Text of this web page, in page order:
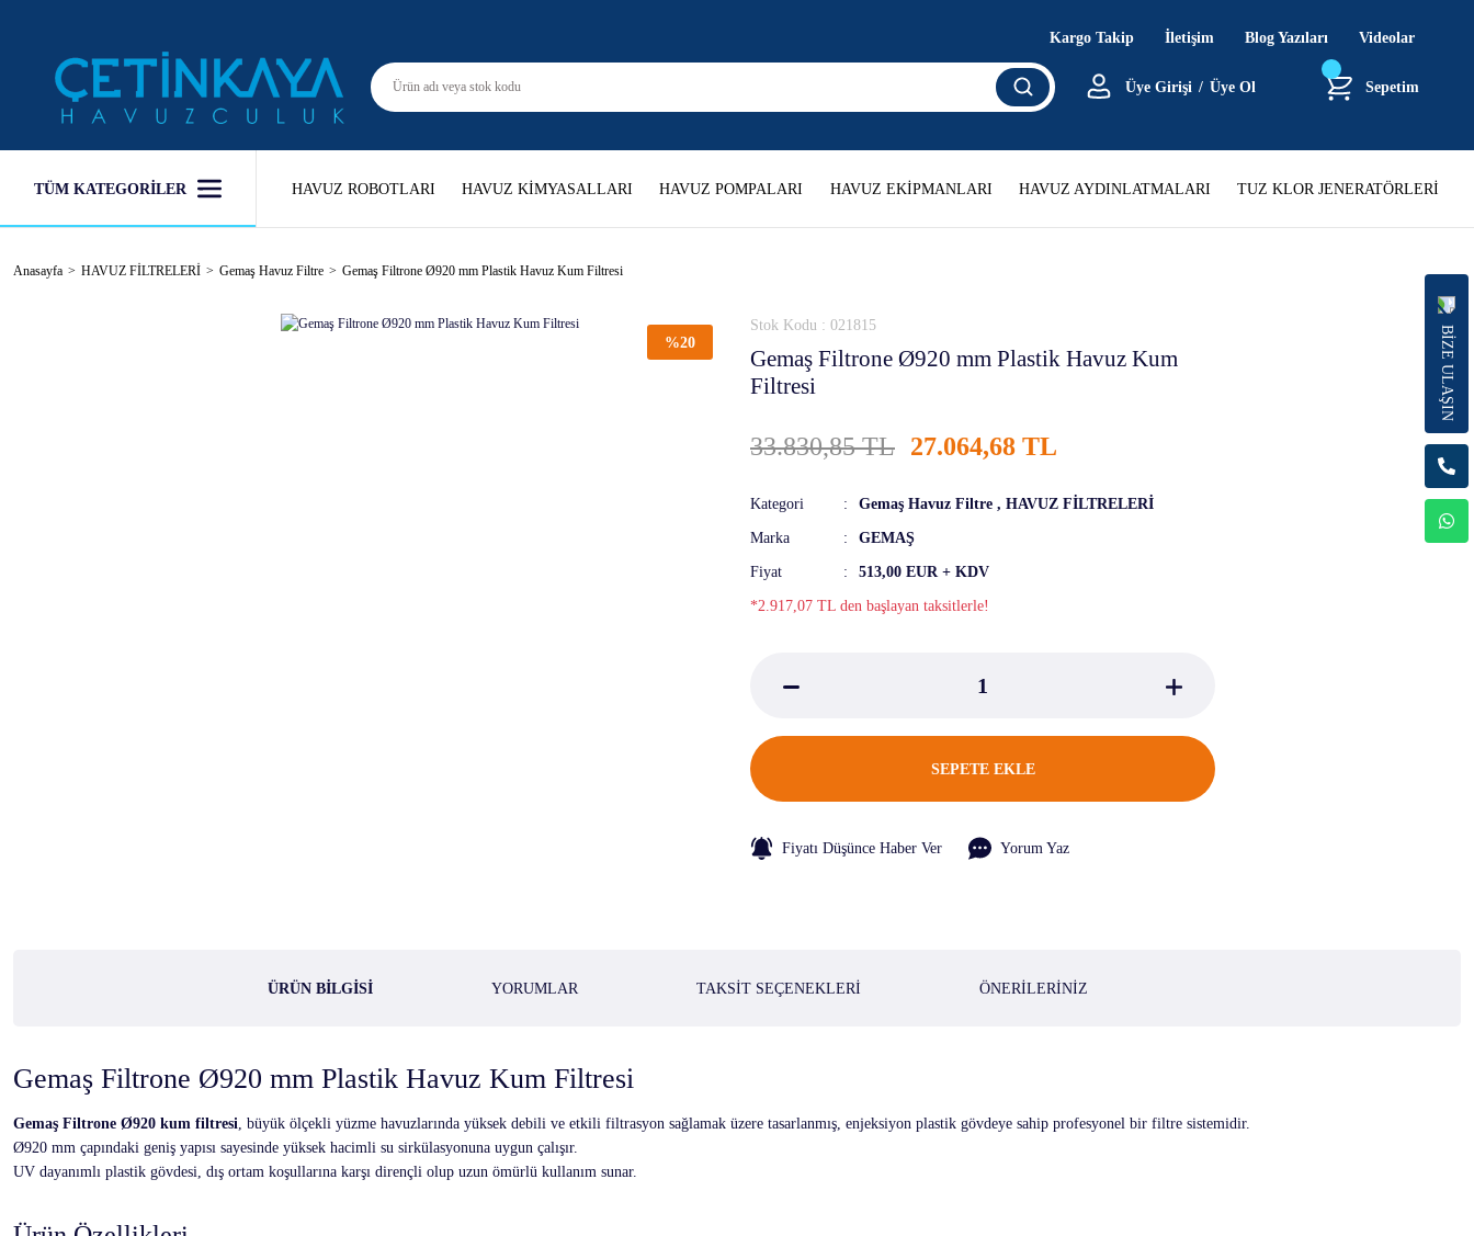
Kargo Takip İletişim Blog Yazıları Videolar
Üye Girişi / Üye Ol Sepetim
TÜM KATEGORİLER HAVUZ ROBOTLARI HAVUZ KİMYASALLARI HAVUZ POMPALARI HAVUZ EKİPMANLARI HAVUZ AYDINLATMALARI TUZ KLOR JENERATÖRLERİ
Anasayfa HAVUZ FİLTRELERİ Gemaş Havuz Filtre Gemaş Filtrone Ø920 mm Plastik Havuz Kum Filtresi
%20
Stok Kodu : 021815
Gemaş Filtrone Ø920 mm Plastik Havuz Kum
Filtresi
33.830,85 TL 27.064,68 TL
Kategori Gemaş Havuz Filtre , HAVUZ FİLTRELERİ
Marka GEMAŞ
Fiyat 513,00 EUR + KDV
*2.917,07 TL den başlayan taksitlerle!
SEPETE EKLE
Fiyatı Düşünce Haber Ver Yorum Yaz
ÜRÜN BILGISI YORUMLAR TAKSIT SEÇENEKLERI ÖNERILERINIZ
Gemaş Filtrone Ø920 mm Plastik Havuz Kum Filtresi
Gemaş Filtrone Ø920 kum filtresi, büyük ölçekli yüzme havuzlarında yüksek debili ve etkili filtrasyon sağlamak üzere tasarlanmış, enjeksiyon plastik gövdeye sahip profesyonel bir filtre sistemidir.
Ø920 mm çapındaki geniş yapısı sayesinde yüksek hacimli su sirkülasyonuna uygun çalışır.
UV dayanımlı plastik gövdesi, dış ortam koşullarına karşı dirençli olup uzun ömürlü kullanım sunar.
BİZE ULAŞIN